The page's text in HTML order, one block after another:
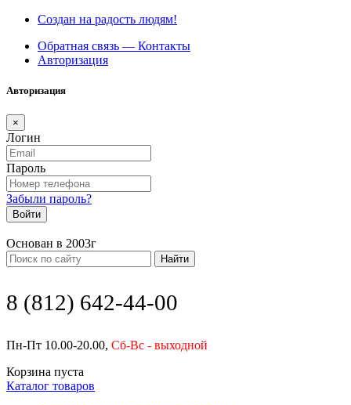
Создан на радость людям!
Обратная связь — Контакты
Авторизация
Авторизация
×
Логин
Пароль
Забыли пароль?
Войти
Основан в 2003г
Найти
8 (812) 642-44-00
Пн-Пт 10.00-20.00, Сб-Вс - выходной
Корзина пуста
Каталог товаров